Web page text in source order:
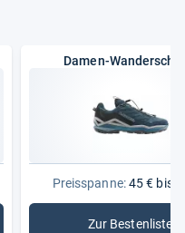
Damen-
Preisspanne:45 € bis
Zur Bestenliste